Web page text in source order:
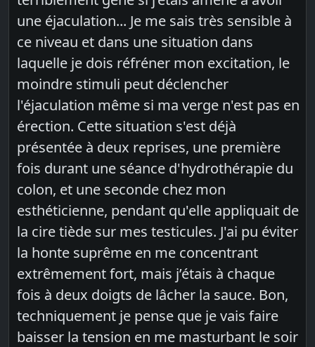
une éjaculation... Je me sais très sensible à
ce niveau et dans une situation dans
laquelle je dois réfréner mon excitation, le
moindre stimuli peut déclencher
l'éjaculation même si ma verge n'est pas en
érection. Cette situation s'est déjà
présentée à deux reprises, une première
fois durant une séance d'hydrothérapie du
colon, et une seconde chez mon
esthéticienne, pendant qu'elle appliquait de
la cire tiède sur mes testicules. J'ai pu éviter
la honte suprême en me concentrant
extrêmement fort, mais j’étais à chaque
fois à deux doigts de lâcher la sauce. Bon,
techniquement je pense que je vais faire
baisser la tension en me masturbant le soir